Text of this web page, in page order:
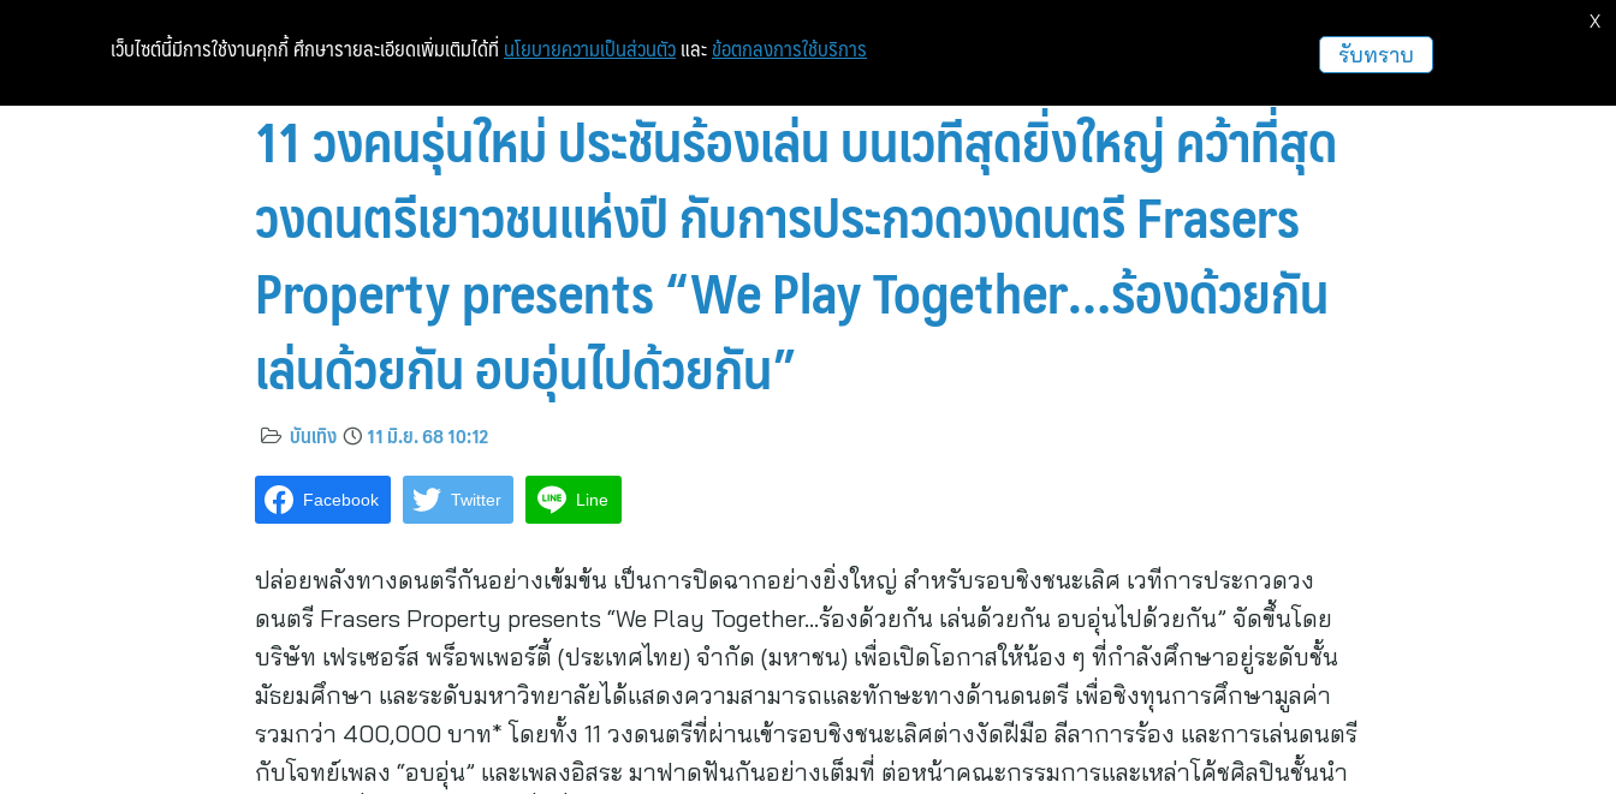
หน้าแรก ท่องเที่ยว ฝากข่าวประชาสัมพันธ์
11 วงคนรุ่นใหม่ ประชันร้องเล่น บนเวทีสุดยิ่งใหญ่ คว้าที่สุด
วงดนตรีเยาวชนแห่งปี กับการประกวดวงดนตรี Frasers
Property presents “We Play Together…ร้องด้วยกัน
เล่นด้วยกัน อบอุ่นไปด้วยกัน”
บันเทิง 11 มิ.ย. 68 10:12
Facebook Twitter Line
ปล่อยพลังทางดนตรีกันอย่างเข้มข้น เป็นการปิดฉากอย่างยิ่งใหญ่ สำหรับรอบชิงชนะเลิศ เวทีการประกวดวง
ดนตรี Frasers Property presents “We Play Together…ร้องด้วยกัน เล่นด้วยกัน อบอุ่นไปด้วยกัน” จัดขึ้นโดย
บริษัท เฟรเซอร์ส พร็อพเพอร์ตี้ (ประเทศไทย) จำกัด (มหาชน) เพื่อเปิดโอกาสให้น้อง ๆ ที่กำลังศึกษาอยู่ระดับชั้น
มัธยมศึกษา และระดับมหาวิทยาลัยได้แสดงความสามารถและทักษะทางด้านดนตรี เพื่อชิงทุนการศึกษามูลค่า
รวมกว่า 400,000 บาท* โดยทั้ง 11 วงดนตรีที่ผ่านเข้ารอบชิงชนะเลิศต่างงัดฝีมือ ลีลาการร้อง และการเล่นดนตรี
กับโจทย์เพลง “อบอุ่น” และเพลงอิสระ มาฟาดฟันกันอย่างเต็มที่ ต่อหน้าคณะกรรมการและเหล่าโค้ชศิลปินชั้นนำ
เว็บไซต์นี้มีการใช้งานคุกกี้ ศึกษารายละเอียดเพิ่มเติมได้ที่ นโยบายความเป็นส่วนตัว และ ข้อตกลงการใช้บริการ รับทราบ
X